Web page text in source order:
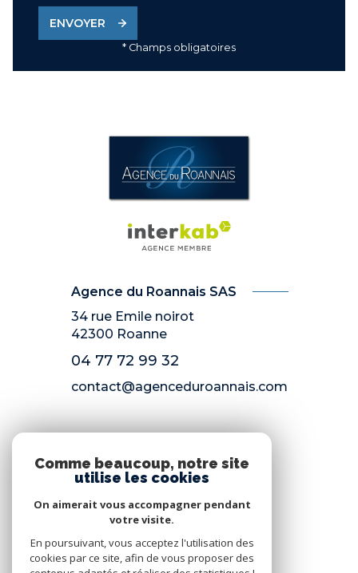
ENVOYER
* Champs obligatoires
Agence du Roannais SAS
34 rue Emile noirot
42300 Roanne
04 77 72 99 32
contact@agenceduroannais.com
Nous suivre
Comme beaucoup, notre site
utilise les cookies
On aimerait vous accompagner pendant
votre visite.
En poursuivant, vous acceptez l'utilisation des
cookies par ce site, afin de vous proposer des